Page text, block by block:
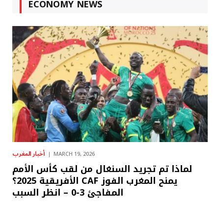
ECONOMY NEWS
أخبار المغرب MARCH 19, 2026
لماذا تم تجريد السنغال من لقب كأس الأمم
الأفريقية 2025؟ CAF يمنح المغرب الفوز
المفاجئ 3-0 – انظر السبب